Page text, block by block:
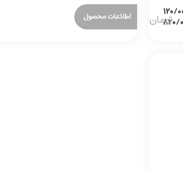
اطلاعات محصول